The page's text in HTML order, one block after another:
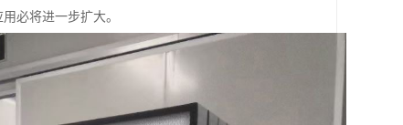
必将进一步扩大。